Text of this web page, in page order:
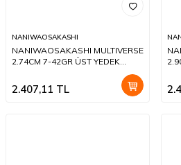
NANIWAOSAKASHI
NANIWAOSAKASHI MULTIVERSE
2.74CM 7-42GR ÜST YEDEK
2.407,11 TL